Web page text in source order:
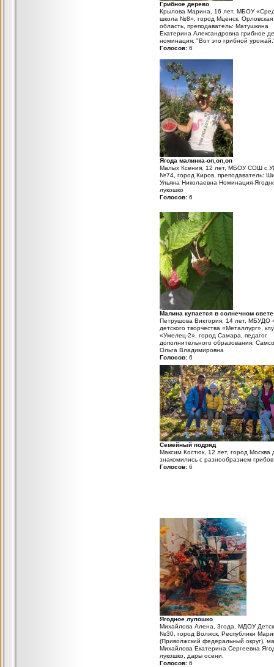
Грибное дерево
Крылова Марина, 16 лет, МБОУ
школа №8», город Мценск, Орловская
область, преподаватель: Матушкина
Екатерина Александровна грибное
номинация: "Вот это грибной
Голосов: 6
Ягода малинка-оп,оп,оп
Малых Ксения, 12 лет, МБОУ СОШ с
№74, город Киров, преподаватель:
Ульяна Николаевна Номинация-
лукошко
Голосов: 6
Малина купается в солнечном свете
Петрушова Виктория, 14 лет, МБУДО
детского творчества «Металлург»,
«Умелец-2», город Самара, педагог
дополнительного образования:
Ольга Владимировна
Голосов: 6
Семейный подряд
Максим Костюк, 12 лет, город Москва
знакомились с разнообразием грибов
Голосов: 6
Ягодное лупошко
Михайлова Алена, 3года, МДОУ
№30, город Волжск, Республики
(Приволжский федеральный округ),
Михайлова Екатерина Сергеевна
лукошко, дары осени.
Голосов: 6